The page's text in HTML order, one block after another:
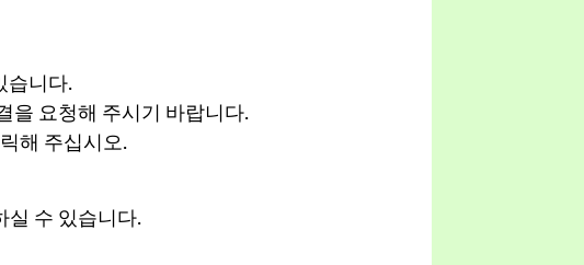
습니다.
을 요청해 주시기 바랍니다.
해 주십시오.
실 수 있습니다.